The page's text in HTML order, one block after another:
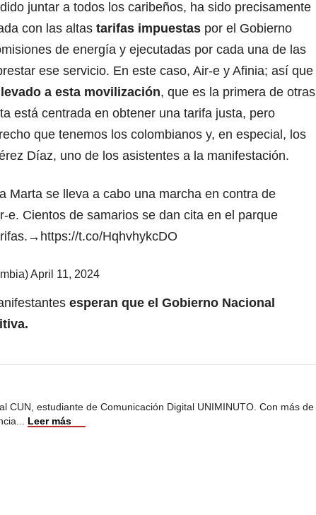
juntar a todos los caribeños, ha sido precisamente
con las altas tarifas impuestas por el Gobierno
de energía y ejecutadas por cada una de las
ese servicio. En este caso, Air-e y Afinia; así que
a esta movilización, que es la primera de otras
está centrada en obtener una tarifa justa, pero
que tenemos los colombianos y, en especial, los
Díaz, uno de los asistentes a la manifestación.
Marta se lleva a cabo una marcha en contra de
e. Cientos de samarios se dan cita en el parque
https://t.co/HqhvhykcDO
April 11, 2024
esperan que el Gobierno Nacional
CUN, estudiante de Comunicación Digital UNIMINUTO. Con más de
Leer más